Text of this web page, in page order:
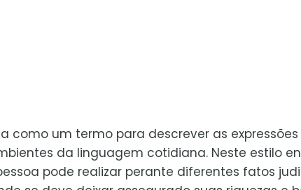
como um termo para descrever as
da linguagem cotidiana. Neste estilo
pode realizar perante diferentes fatos